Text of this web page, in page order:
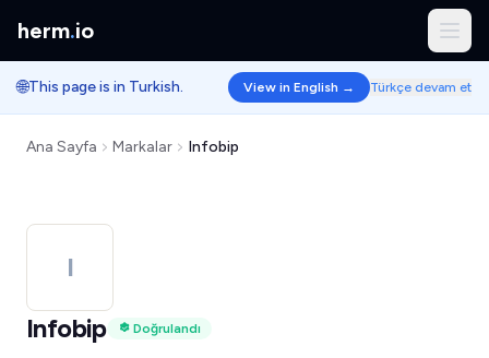
herm.io
🌐This page is in Turkish. View in English → Türkçe devam et
Ana Sayfa Markalar Infobip
I
Infobip
Doğrulandı